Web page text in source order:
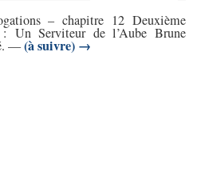
– chapitre 12 Deuxième
Un Serviteur de l’Aube Brune
—(à suivre) →